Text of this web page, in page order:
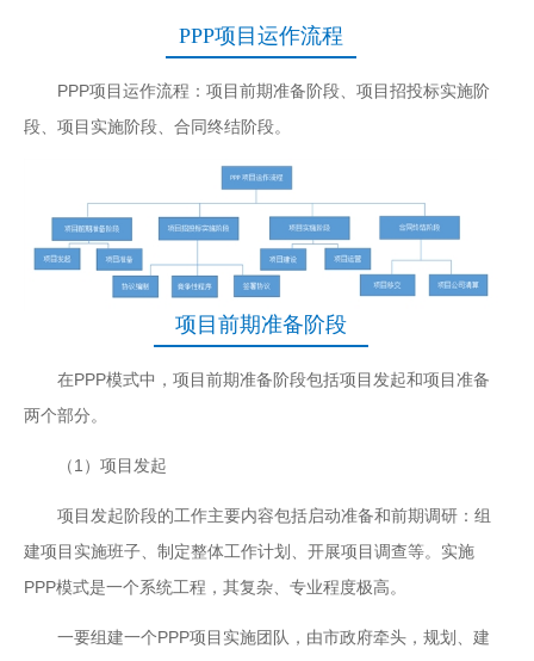
PPP项目运作流程
PPP项目运作流程：项目前期准备阶段、项目招投标实施阶
段、项目实施阶段、合同终结阶段。
项目前期准备阶段
在PPP模式中，项目前期准备阶段包括项目发起和项目准备
两个部分。
（1）项目发起
项目发起阶段的工作主要内容包括启动准备和前期调研：组
建项目实施班子、制定整体工作计划、开展项目调查等。实施
PPP模式是一个系统工程，其复杂、专业程度极高。
一要组建一个PPP项目实施团队，由市政府牵头，规划、建